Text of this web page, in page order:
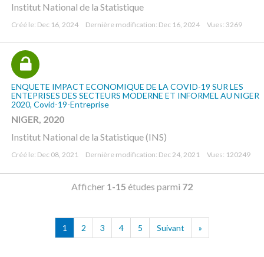
Institut National de la Statistique
Créé le: Dec 16, 2024 Dernière modification: Dec 16, 2024 Vues: 3269
ENQUETE IMPACT ECONOMIQUE DE LA COVID-19 SUR LES
ENTEPRISES DES SECTEURS MODERNE ET INFORMEL AU NIGER
2020, Covid-19-Entreprise
NIGER, 2020
Institut National de la Statistique (INS)
Créé le: Dec 08, 2021 Dernière modification: Dec 24, 2021 Vues: 120249
Afficher 1-15 études parmi 72
1 2 3 4 5 Suivant »